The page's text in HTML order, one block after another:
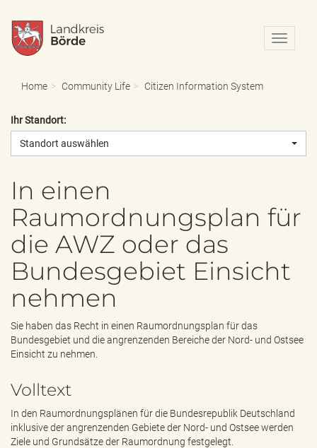
N
a
o
n
-
u
n
Home Community Life Citizen Information System
Ihr Standort:
Standort auswählen
In einen
Raumordnungsplan für
die AWZ oder das
Bundesgebiet Einsicht
nehmen
Sie haben das Recht in einen Raumordnungsplan für das
Bundesgebiet und die angrenzenden Bereiche der Nord- und Ostsee
Einsicht zu nehmen.
Volltext
In den Raumordnungsplänen für die Bundesrepublik Deutschland
inklusive der angrenzenden Gebiete der Nord- und Ostsee werden
Ziele und Grundsätze der Raumordnung festgelegt.